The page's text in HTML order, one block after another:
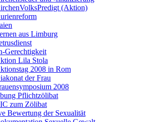
(Aktion)
aus Limburg
Gerechtigkeit
Lila Stola
2008 in Rom
der Frau
2008
Pflichtzölibat
zum Zölibat
Bewertung der Sexualität